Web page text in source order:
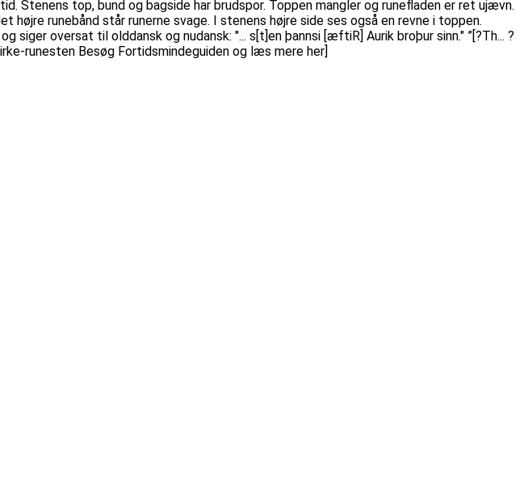
Stenens top, bund og bagside har brudspor. Toppen mangler og runefladen er ret ujævn.
runebånd står runerne svage. I stenens højre side ses også en revne i toppen.
oversat til olddansk og nudansk: "... s[t]en þannsi [æftiR] Aurik broþur sinn." ”[?Th... ?
runesten Besøg Fortidsmindeguiden og læs mere her]